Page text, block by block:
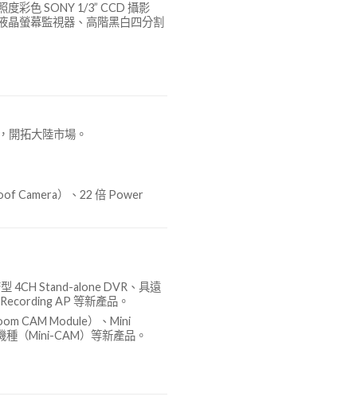
度彩色 SONY 1/3” CCD 攝影
晶螢幕監視器、高階黑白四分割
開拓大陸市場。
Camera）、22 倍 Power
4CH Stand-alone DVR、具遠
AP 等新產品。
CAM Module）、Mini
種（Mini-CAM）等新產品。